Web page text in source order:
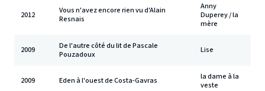
2012
Vous n'avez encore rien vu d'Alain
Resnais
Anny
Duperey / la
mère
2009
De l'autre côté du lit de Pascale
Pouzadoux
Lise
2009 Eden à l'ouest de Costa-Gavras
la dame à la
veste